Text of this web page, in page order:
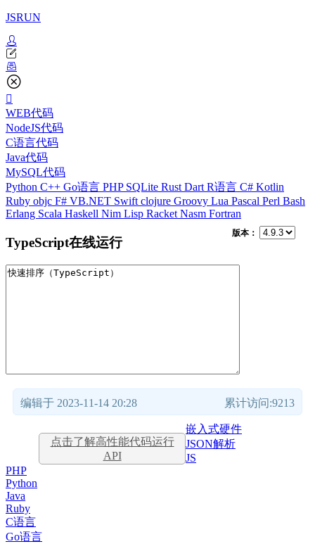
JSRUN
WEB代码
NodeJS代码
C语言代码
Java代码
MySQL代码
Python C++ Go语言 PHP SQLite Rust Dart R语言 C# Kotlin
Ruby objc F# VB.NET Swift clojure Groovy Lua Pascal Perl Bash
Erlang Scala Haskell Nim Lisp Racket Nasm Fortran
TypeScript在线运行
版本：
编辑于 2023-11-14 20:28 累计访问:9213
点击了解高性能代码运行
API
嵌入式硬件
JSON解析
JS
PHP
Python
Java
Ruby
C语言
Go语言